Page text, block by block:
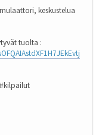
keskustelua
tuolta :